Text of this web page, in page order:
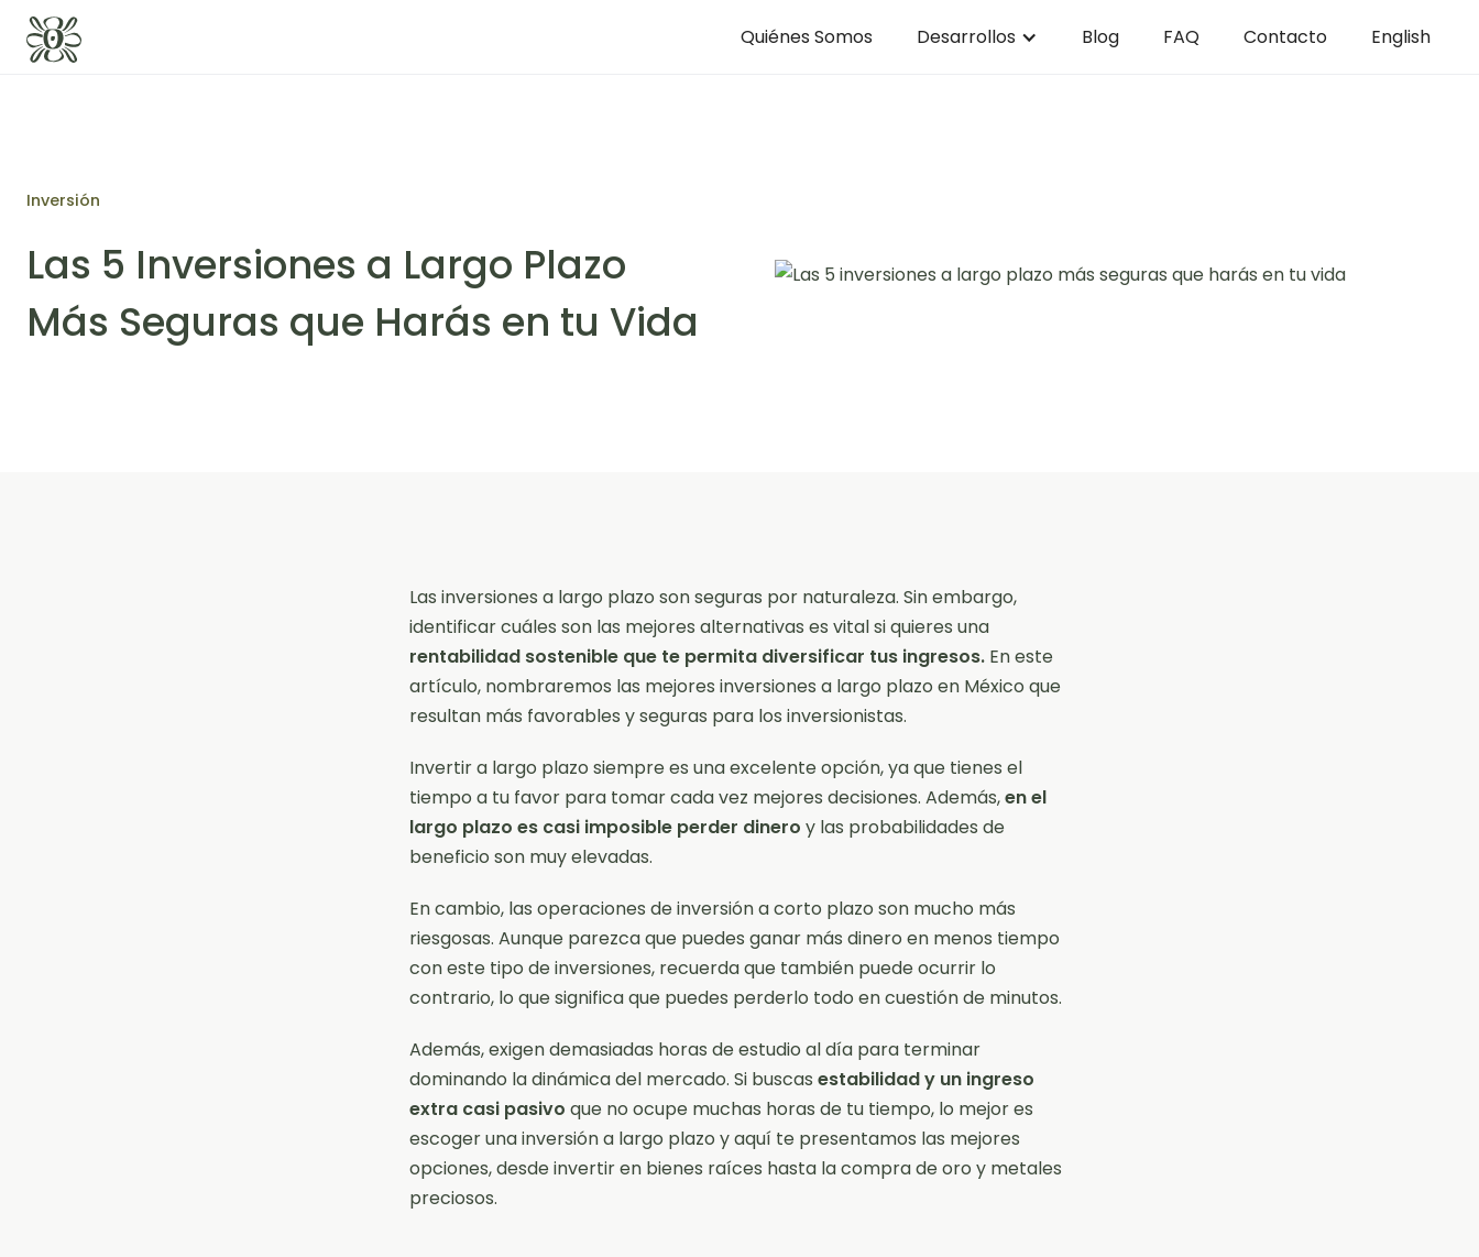
Quiénes Somos Desarrollos Blog FAQ Contacto English
Inversión
Las 5 Inversiones a Largo Plazo
Más Seguras que Harás en tu Vida
Las inversiones a largo plazo son seguras por naturaleza. Sin embargo,
identificar cuáles son las mejores alternativas es vital si quieres una
rentabilidad sostenible que te permita diversificar tus ingresos. En este
artículo, nombraremos las mejores inversiones a largo plazo en México que
resultan más favorables y seguras para los inversionistas.
Invertir a largo plazo siempre es una excelente opción, ya que tienes el
tiempo a tu favor para tomar cada vez mejores decisiones. Además,en el
largo plazo es casi imposible perder dinero y las probabilidades de
beneficio son muy elevadas.
En cambio, las operaciones de inversión a corto plazo son mucho más
riesgosas. Aunque parezca que puedes ganar más dinero en menos tiempo
con este tipo de inversiones, recuerda que también puede ocurrir lo
contrario, lo que significa que puedes perderlo todo en cuestión de minutos.
Además, exigen demasiadas horas de estudio al día para terminar
dominando la dinámica del mercado. Si buscas estabilidad y un ingreso
extra casi pasivo que no ocupe muchas horas de tu tiempo, lo mejor es
escoger una inversión a largo plazo y aquí te presentamos las mejores
opciones, desde invertir en bienes raíces hasta la compra de oro y metales
preciosos.